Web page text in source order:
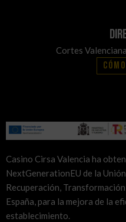
Cortes
Casino Cirsa Valencia ha
NextGenerationEU de la
Recuperación,
España, para la mejora de la
establecimiento.